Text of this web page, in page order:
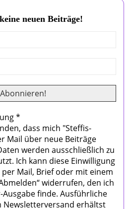
neuen Beiträge!
*
dass mich "Steffis-
Mail über neue Beiträge
werden ausschließlich zu
Ich kann diese Einwilligung
Mail, Brief oder mit einem
widerrufen, den ich
finde. Ausführliche
Newsletterversand erhältst